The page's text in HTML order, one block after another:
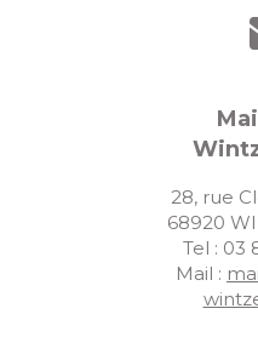
28, rue
68920
Tel : 03
Mail :